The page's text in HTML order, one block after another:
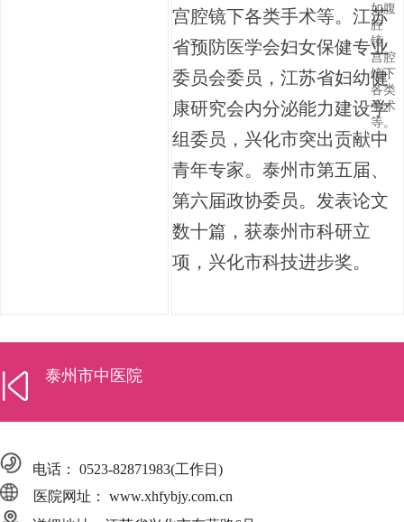
如腹
腔
镜、
宫腔
镜下
各类
手术
等。
宫腔镜下各类手术等。 江苏
省预防医学会妇女保健专业
委员会委员，江苏省妇幼健
康研究会内分泌能力建设学
组委员，兴化市突出贡献中
青年专家。泰州市第五届、
第六届政协委员。 发表论文
数十篇，获泰州市科研立
项，兴化市科技进步奖。
泰州市中医院
电话： 0523-82871983(工作日)
医院网址： www.xhfybjy.com.cn